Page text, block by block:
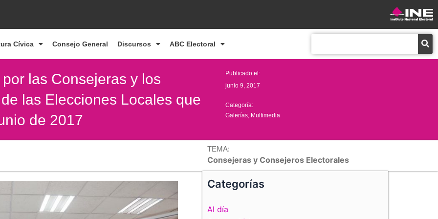
Cívica Consejo General Discursos ABC Electoral
las Consejeras y los
las Elecciones Locales que
de 2017
Publicado el:
junio 9, 2017
Categoría:
Galerías Multimedia
TEMA:
Consejeras y Consejeros Electorales
Categorías
Al día